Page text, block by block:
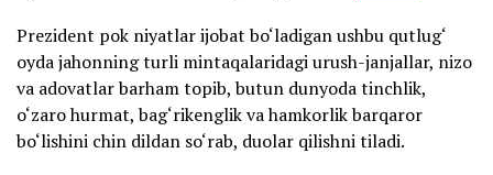
Prezident pok niyatlar ijobat bo‘ladigan ushbu qutlug‘
oyda jahonning turli mintaqalaridagi urush-janjallar, nizo
va adovatlar barham topib, butun dunyoda tinchlik,
o‘zaro hurmat, bag‘rikenglik va hamkorlik barqaror
bo‘lishini chin dildan so‘rab, duolar qilishni tiladi.